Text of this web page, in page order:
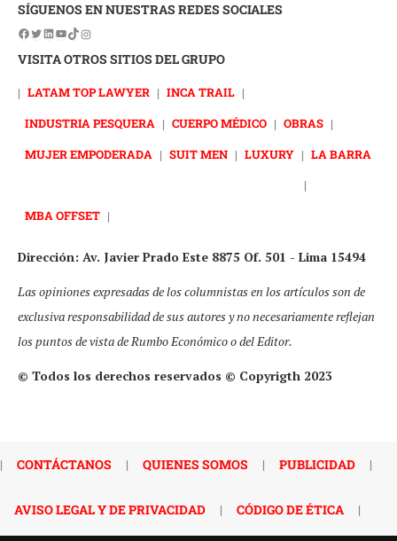
SÍGUENOS EN NUESTRAS REDES SOCIALES
VISITA OTROS SITIOS DEL GRUPO
| LATAM TOP LAWYER | INCA TRAIL |
INDUSTRIA PESQUERA | CUERPO MÉDICO | OBRAS |
MUJER EMPODERADA | SUIT MEN | LUXURY | LA BARRA
|
MBA OFFSET |
Dirección: Av. Javier Prado Este 8875 Of. 501 - Lima 15494
Las opiniones expresadas de los columnistas en los artículos son de
exclusiva responsabilidad de sus autores y no necesariamente reflejan
los puntos de vista de Rumbo Económico o del Editor.
© Todos los derechos reservados © Copyrigth 2023
| CONTÁCTANOS | QUIENES SOMOS | PUBLICIDAD |
AVISO LEGAL Y DE PRIVACIDAD | CÓDIGO DE ÉTICA |